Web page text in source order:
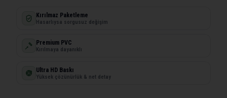
Kırılmaz Paketleme
Hasarlıysa sorgusuz değişim
Premium PVC
Kırılmaya dayanıklı
Ultra HD Baskı
Yüksek çözünürlük & net detay